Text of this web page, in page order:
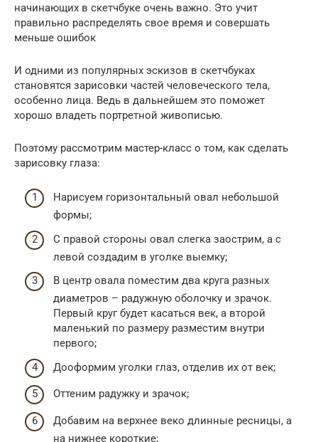
начинающих в скетчбуке очень важно. Это учит
правильно распределять свое время и совершать
меньше ошибок
И одними из популярных эскизов в скетчбуках
становятся зарисовки частей человеческого тела,
особенно лица. Ведь в дальнейшем это поможет
хорошо владеть портретной живописью.
Поэтому рассмотрим мастер-класс о том, как сделать
зарисовку глаза:
Нарисуем горизонтальный овал небольшой
формы;
С правой стороны овал слегка заострим, а с
левой создадим в уголке выемку;
В центр овала поместим два круга разных
диаметров – радужную оболочку и зрачок.
Первый круг будет касаться век, а второй
маленький по размеру разместим внутри
первого;
Дооформим уголки глаз, отделив их от век;
Оттеним радужку и зрачок;
Добавим на верхнее веко длинные ресницы, а
на нижнее короткие;